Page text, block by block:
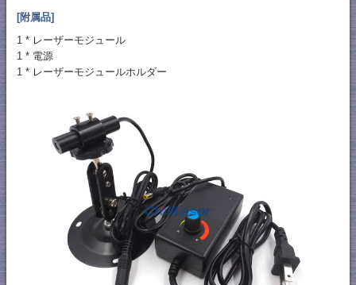
[附属品]
1 * レーザーモジュール
1 * 電源
1 * レーザーモジュールホルダー